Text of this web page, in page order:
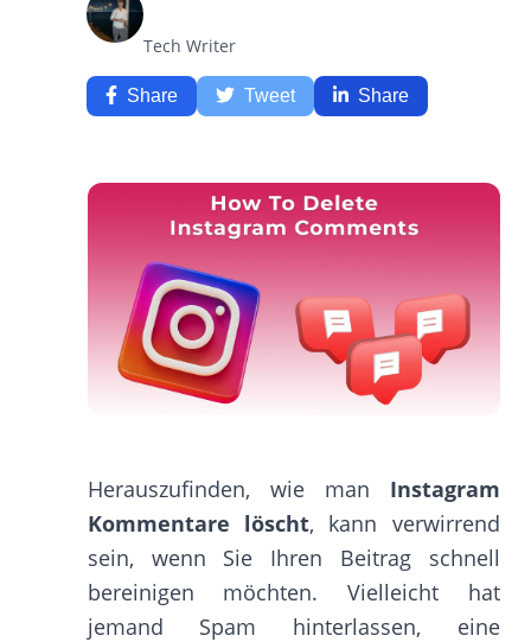
Tech Writer
Share Tweet Share
Herauszufinden, wie man Instagram
Kommentare löscht, kann verwirrend
sein, wenn Sie Ihren Beitrag schnell
bereinigen möchten. Vielleicht hat
jemand Spam hinterlassen, eine